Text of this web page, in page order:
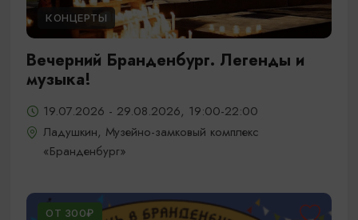
КОНЦЕРТЫ
Вечерний Бранденбург. Легенды и
музыка!
19.07.2026 - 29.08.2026, 19:00-22:00
Ладушкин, Музейно-замковый комплекс
«Бранденбург»
ОТ 300₽